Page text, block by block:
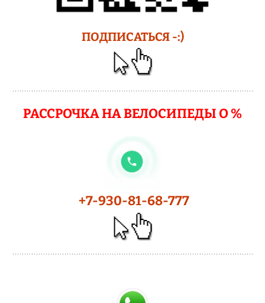
ПОДПИСАТЬСЯ -:)
РАССРОЧКА НА ВЕЛОСИПЕДЫ О %
+7-930-81-68-777